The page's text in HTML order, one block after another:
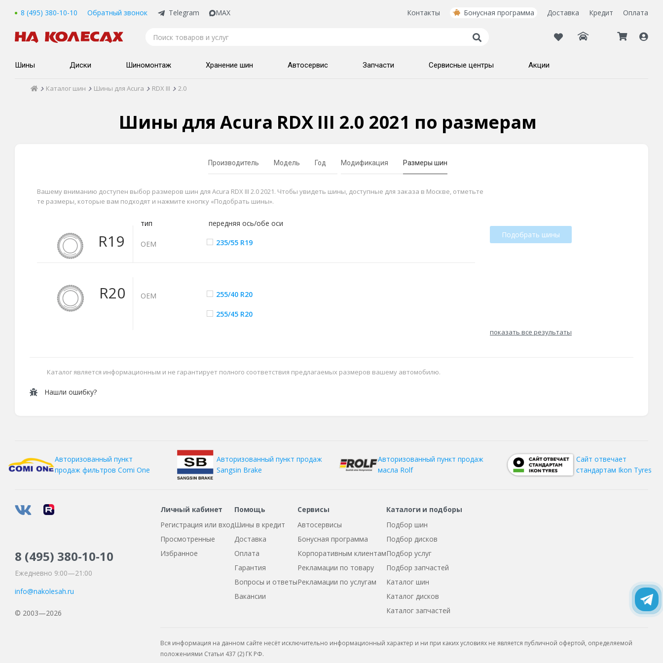
8 (495) 380-10-10 Обратный звонок Telegram MAX Контакты Бонусная программа Доставка Кредит Оплата
Шины Диски Шиномонтаж Хранение шин Автосервис Запчасти Сервисные центры Акции
Каталог шин Шины для Acura RDX III 2.0
Шины для Acura RDX III 2.0 2021 по размерам
Производитель Модель Год Модификация Размеры шин
Вашему вниманию доступен выбор размеров шин для Acura RDX III 2.0 2021. Чтобы увидеть шины, доступные для заказа в Москве, отметьте
те размеры, которые вам подходят и нажмите кнопку «Подобрать шины».
R19
тип передняя ось/обе оси
ОЕМ 235/55 R19
R20 ОЕМ 255/40 R20
255/45 R20
Подобрать шины
показать все результаты
Каталог является информационным и не гарантирует полного соответствия предлагаемых размеров вашему автомобилю.
Нашли ошибку?
Авторизованный пункт
продаж фильтров Comi One
Авторизованный пункт продаж
Sangsin Brake
Авторизованный пункт продаж
масла Rolf
Сайт отвечает
стандартам Ikon Tyres
8 (495) 380-10-10
Ежедневно 9:00—21:00
info@nakolesah.ru
© 2003—2026
Личный кабинет
Регистрация или вход
Просмотренные
Избранное
Помощь
Шины в кредит
Доставка
Оплата
Гарантия
Вопросы и ответы
Вакансии
Сервисы
Автосервисы
Бонусная программа
Корпоративным клиентам
Рекламации по товару
Рекламации по услугам
Каталоги и подборы
Подбор шин
Подбор дисков
Подбор услуг
Подбор запчастей
Каталог шин
Каталог дисков
Каталог запчастей
Вся информация на данном сайте несёт исключительно информационный характер и ни при каких условиях не является публичной офертой, определяемой
положениями Статьи 437 (2) ГК РФ.